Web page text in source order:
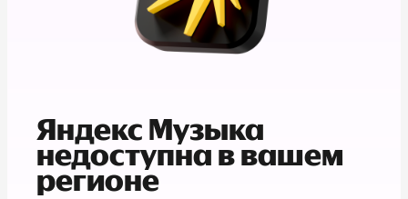
Яндекс Музыка
недоступна в вашем
регионе